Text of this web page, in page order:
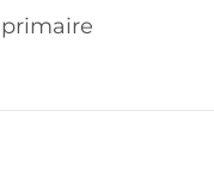
primaire